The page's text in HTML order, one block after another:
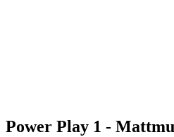
Power Play 1 -